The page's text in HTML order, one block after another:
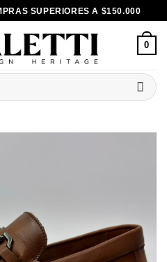
SUPERIORES A $150.000
0